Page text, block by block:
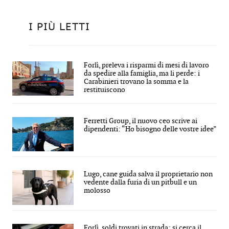
I PIÙ LETTI
Forlì, preleva i risparmi di mesi di lavoro
da spedire alla famiglia, ma li perde: i
Carabinieri trovano la somma e la
restituiscono
Ferretti Group, il nuovo ceo scrive ai
dipendenti: “Ho bisogno delle vostre idee”
Lugo, cane guida salva il proprietario non
vedente dalla furia di un pitbull e un
molosso